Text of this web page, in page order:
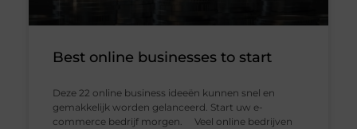
Best online businesses to start
Deze 22 online business ideeën kunnen snel en
gemakkelijk worden gelanceerd. Start uw e-
commerce bedrijf morgen. Veel online bedrijven